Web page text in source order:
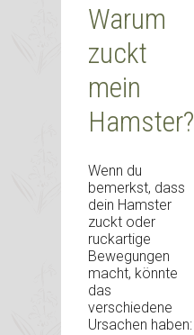
Warum
zuckt
mein
Hamster?
Wenn du
bemerkst, dass
dein Hamster
zuckt oder
ruckartige
Bewegungen
macht, könnte
das
verschiedene
Ursachen haben: